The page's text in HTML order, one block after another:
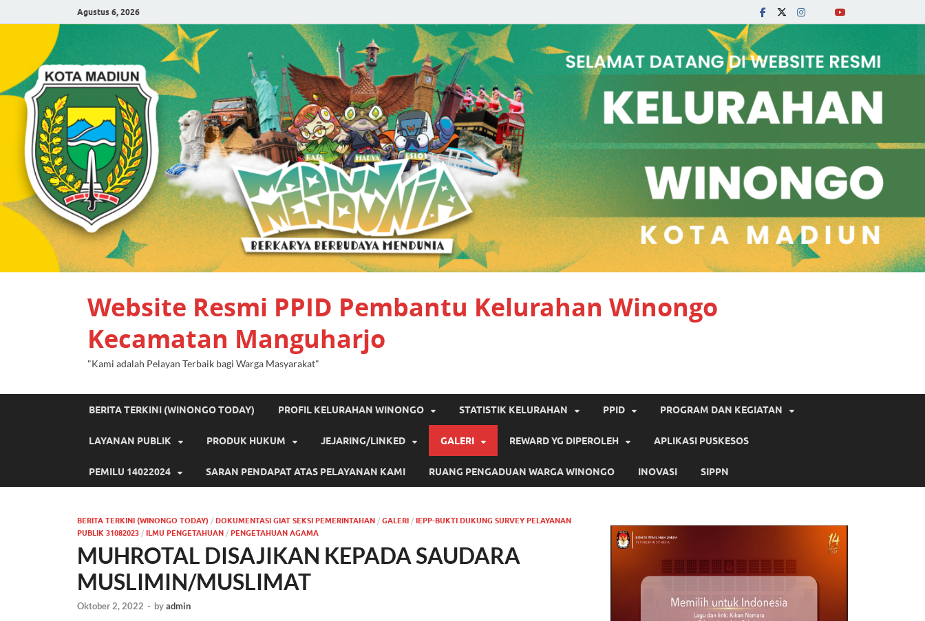
Agustus 6, 2026
Website Resmi PPID Pembantu Kelurahan Winongo
Kecamatan Manguharjo
"Kami adalah Pelayan Terbaik bagi Warga Masyarakat"
BERITA TERKINI (WINONGO TODAY) PROFIL KELURAHAN WINONGO STATISTIK KELURAHAN PPID PROGRAM DAN KEGIATAN
LAYANAN PUBLIK PRODUK HUKUM JEJARING/LINKED GALERI REWARD YG DIPEROLEH APLIKASI PUSKESOS
PEMILU 14022024 SARAN PENDAPAT ATAS PELAYANAN KAMI RUANG PENGADUAN WARGA WINONGO INOVASI SIPPN
BERITA TERKINI (WINONGO TODAY) / DOKUMENTASI GIAT SEKSI PEMERINTAHAN / GALERI / IEPP-BUKTI DUKUNG SURVEY PELAYANAN
PUBLIK 31082023 / ILMU PENGETAHUAN / PENGETAHUAN AGAMA
MUHROTAL DISAJIKAN KEPADA SAUDARA
MUSLIMIN/MUSLIMAT
Oktober 2, 2022 - byadmin